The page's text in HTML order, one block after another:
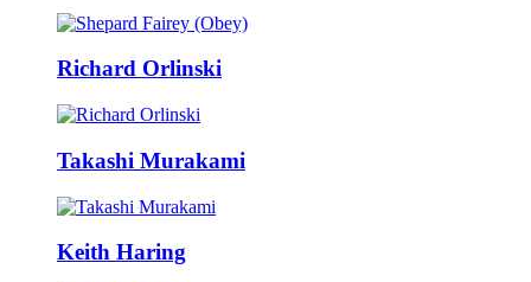
Richard Orlinski
Takashi Murakami
Keith Haring